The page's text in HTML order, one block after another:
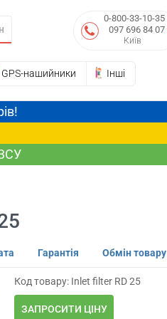
0-800-33-10-35
097 696 84 07
Київ
GPS-нашийники Інші
Гарантія Обмін товару
Код товару: Inlet filter RD 25
ЗАПРОСИТИ ЦІНУ